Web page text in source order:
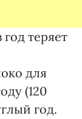
год теряет
для
(120
год.